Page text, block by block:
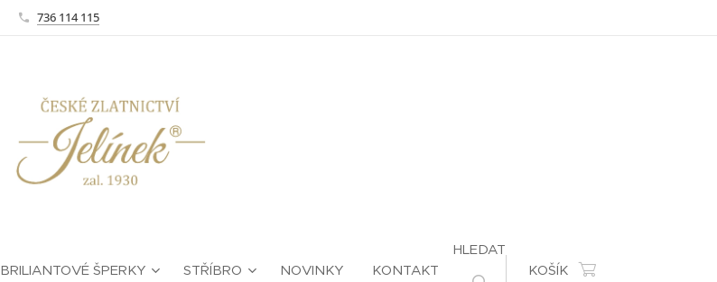
736 114 115
BRILIANTOVÉ ŠPERKY STŘÍBRO NOVINKY KONTAKT
HLEDAT
KOŠÍK